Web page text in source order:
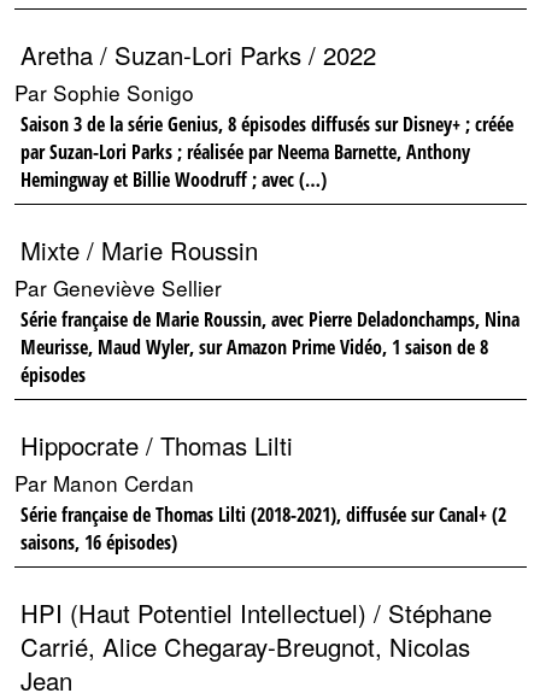
Aretha / Suzan-Lori Parks / 2022
Par Sophie Sonigo
Saison 3 de la série Genius, 8 épisodes diffusés sur Disney+ ; créée
par Suzan-Lori Parks ; réalisée par Neema Barnette, Anthony
Hemingway et Billie Woodruff ; avec (…)
Mixte / Marie Roussin
Par Geneviève Sellier
Série française de Marie Roussin, avec Pierre Deladonchamps, Nina
Meurisse, Maud Wyler, sur Amazon Prime Vidéo, 1 saison de 8
épisodes
Hippocrate / Thomas Lilti
Par Manon Cerdan
Série française de Thomas Lilti (2018-2021), diffusée sur Canal+ (2
saisons, 16 épisodes)
HPI (Haut Potentiel Intellectuel) / Stéphane
Carrié, Alice Chegaray-Breugnot, Nicolas
Jean